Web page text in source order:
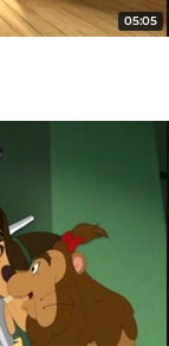
05:05